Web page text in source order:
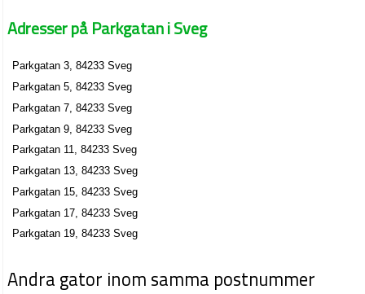
Parkgatan 19, 84233 Sveg
Däckab i Sveg AB
Bo Ingemar Hedin
0680-714203
Sveg's Fotvård
Karin Pia Johanna Karlström
0680-10896
Parkgatan 7, 84233 Sveg
Adresser på Parkgatan i Sveg
Parkgatan 3, 84233 Sveg
Parkgatan 5, 84233 Sveg
Parkgatan 7, 84233 Sveg
Parkgatan 9, 84233 Sveg
Parkgatan 11, 84233 Sveg
Parkgatan 13, 84233 Sveg
Parkgatan 15, 84233 Sveg
Parkgatan 17, 84233 Sveg
Parkgatan 19, 84233 Sveg
Andra gator inom samma postnummer